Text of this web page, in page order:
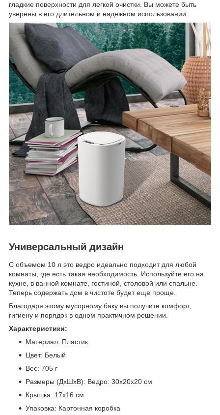
гладкие поверхности для легкой очистки. Вы можете быть
уверены в его длительном и надежном использовании.
Универсальный дизайн
С объемом 10 л это ведро идеально подходит для любой
комнаты, где есть такая необходимость. Используйте его на
кухне, в ванной комнате, гостиной, столовой или спальне.
Теперь содержать дом в чистоте будет еще проще.
Благодаря этому мусорному баку вы получите комфорт,
гигиену и порядок в одном практичном решении.
Характеристики:
Материал: Пластик
Цвет: Белый
Вес: 705 г
Размеры (ДхШхВ): Ведро: 30х20х20 см
Крышка: 17х16 см
Упаковка: Картонная коробка